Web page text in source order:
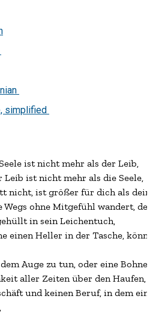
simplified
ist nicht mehr als der Leib,
Leib ist nicht mehr als die Seele,
nicht, ist größer für dich als dein
Wegs ohne Mitgefühl wandert, der
in sein Leichentuch,
einen Heller in der Tasche,
Auge zu tun, oder eine Bohne
aller Zeiten über den Haufen,
und keinen Beruf, in dem ein